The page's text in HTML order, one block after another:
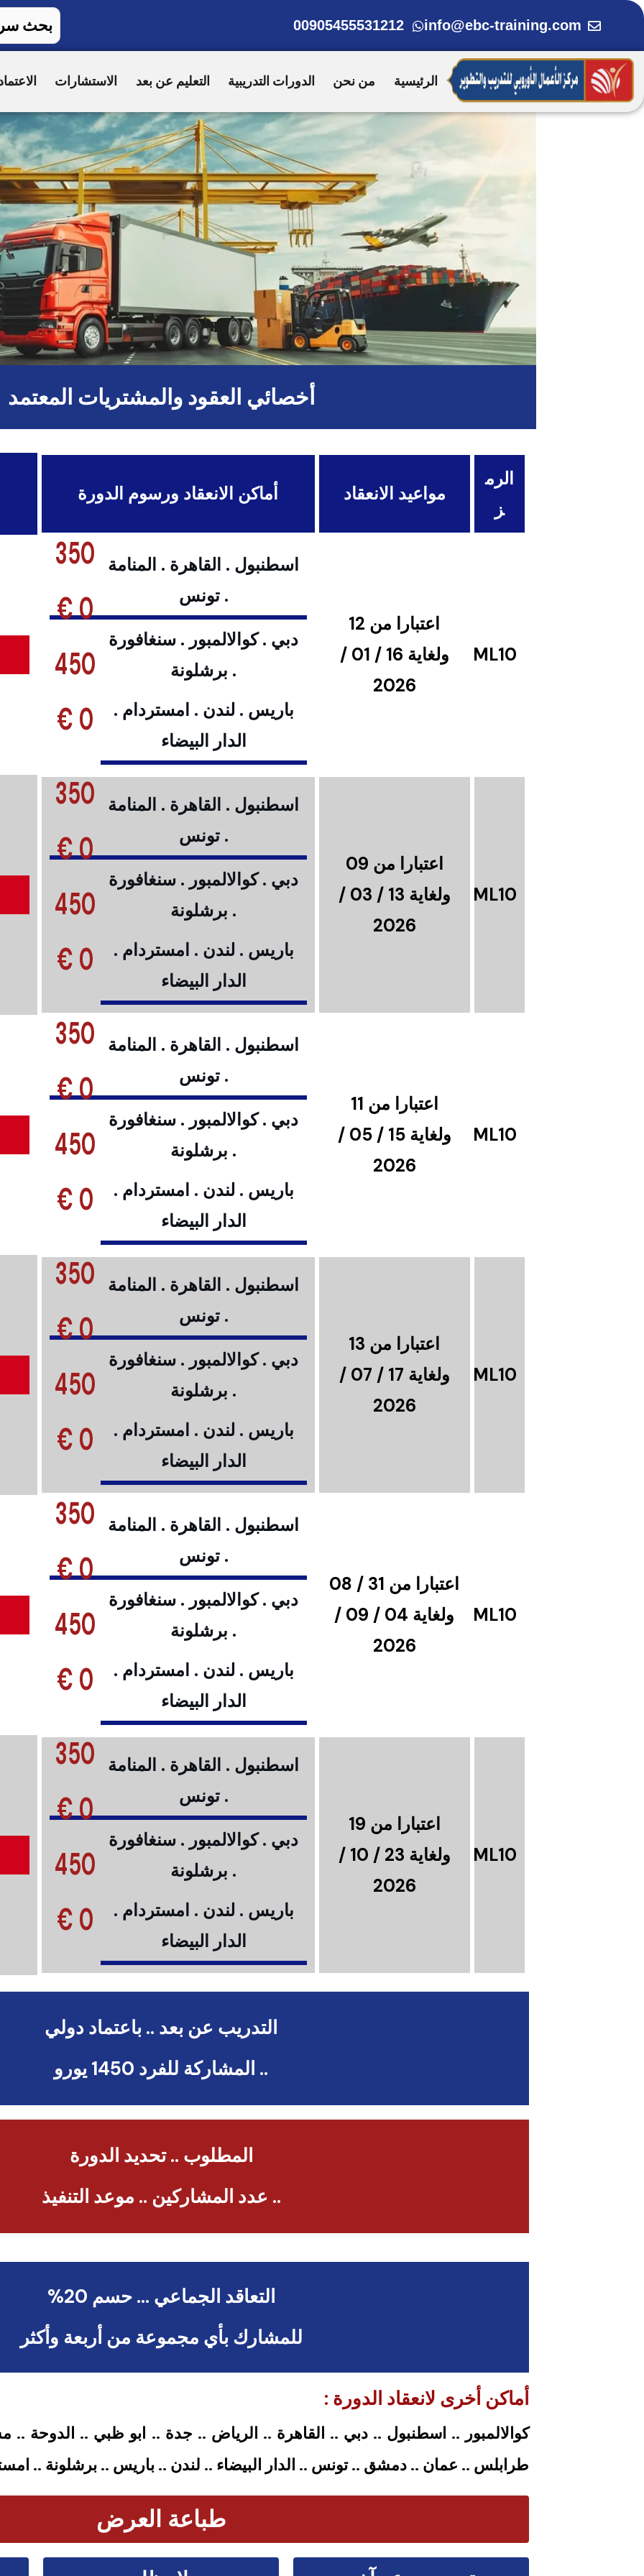
تخطي
المحتوى
info@ebc-training.com
00905455531212
الرئيسية من نحن الدورات التدريبية التعليم عن بعد الاستشارات
أخصائي العقود والمشتريات المعتمد
الرم
ز
مواعيد الانعقاد أماكن الانعقاد ورسوم الدورة
ML10
اعتبارا من 12
ولغاية 16 / 01 /
2026
اسطنبول . القاهرة . المنامة
. تونس
350
0 €
دبي . كوالالمبور . سنغافورة
. برشلونة
450
0 €
باريس . لندن . امستردام .
الدار البيضاء
ML10
اعتبارا من 09
ولغاية 13 / 03 /
2026
اسطنبول . القاهرة . المنامة
. تونس
350
0 €
دبي . كوالالمبور . سنغافورة
. برشلونة
450
0 €
باريس . لندن . امستردام .
الدار البيضاء
ML10
اعتبارا من 11
ولغاية 15 / 05 /
2026
اسطنبول . القاهرة . المنامة
. تونس
350
0 €
دبي . كوالالمبور . سنغافورة
. برشلونة
450
0 €
باريس . لندن . امستردام .
الدار البيضاء
ML10
اعتبارا من 13
ولغاية 17 / 07 /
2026
اسطنبول . القاهرة . المنامة
. تونس
350
0 €
دبي . كوالالمبور . سنغافورة
. برشلونة
450
0 €
باريس . لندن . امستردام .
الدار البيضاء
ML10
اعتبارا من 31 / 08
ولغاية 04 / 09 /
2026
اسطنبول . القاهرة . المنامة
. تونس
350
0 €
دبي . كوالالمبور . سنغافورة
. برشلونة
450
0 €
باريس . لندن . امستردام .
الدار البيضاء
ML10
اعتبارا من 19
ولغاية 23 / 10 /
2026
اسطنبول . القاهرة . المنامة
. تونس
350
0 €
دبي . كوالالمبور . سنغافورة
. برشلونة
450
0 €
باريس . لندن . امستردام .
الدار البيضاء
التدريب عن بعد .. باعتماد دولي
.. المشاركة للفرد 1450 يورو
المطلوب .. تحديد الدورة
.. عدد المشاركين .. موعد التنفيذ
التعاقد الجماعي … حسم 20%
للمشارك بأي مجموعة من أربعة وأكثر
أماكن أخرى لانعقاد الدورة :
كوالالمبور .. اسطنبول .. دبي .. القاهرة .. الرياض .. جدة .. ابو ظبي .. الدوحة
طرابلس .. عمان .. دمشق .. تونس .. الدار البيضاء .. لندن .. باريس .. برشلونة ..
طباعة العرض